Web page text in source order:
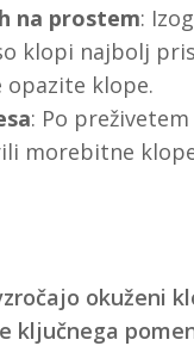
na prostem:
klopi najbolj
opazite klope.
: Po
morebitne
okuženi
ključnega